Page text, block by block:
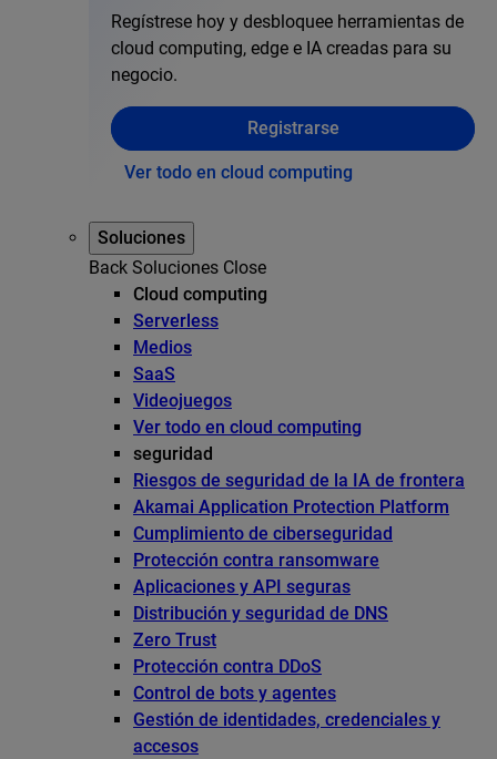
Regístrese hoy y desbloquee herramientas de
cloud computing, edge e IA creadas para su
negocio.
Registrarse
Ver todo en cloud computing
Soluciones
Back Soluciones Close
Cloud computing
Serverless
Medios
SaaS
Videojuegos
Ver todo en cloud computing
seguridad
Riesgos de seguridad de la IA de frontera
Akamai Application Protection Platform
Cumplimiento de ciberseguridad
Protección contra ransomware
Aplicaciones y API seguras
Distribución y seguridad de DNS
Zero Trust
Protección contra DDoS
Control de bots y agentes
Gestión de identidades, credenciales y
accesos